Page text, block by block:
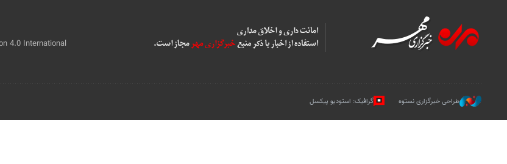
4.0 International
طراحی خبرگزاری نستوه گرافیک: استودیو پیکسل